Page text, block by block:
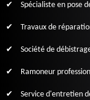
Spécialiste en pose
Travaux de
Société de
Ramoneur
Service d'entretien